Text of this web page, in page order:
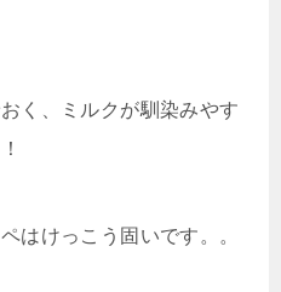
く、ミルクが馴染みやす
はけっこう固いです。。